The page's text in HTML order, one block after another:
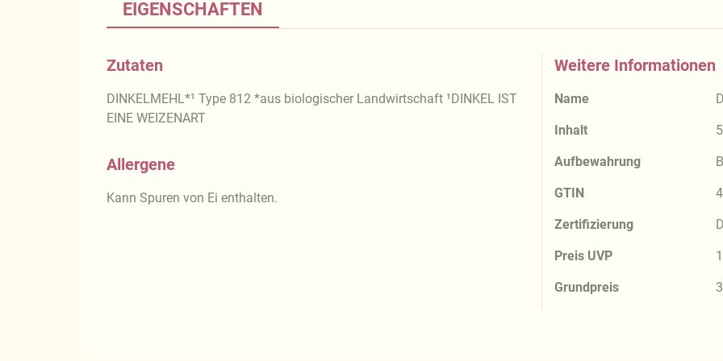
EIGENSCHAFTEN
Zutaten
DINKELMEHL*¹ Type 812 *aus biologischer Landwirtschaft ¹DINKEL IST
EINE WEIZENART
Allergene
Kann Spuren von Ei enthalten.
Weitere Informationen
Name
Inhalt
Aufbewahrung
GTIN
Zertifizierung
Preis UVP
Grundpreis